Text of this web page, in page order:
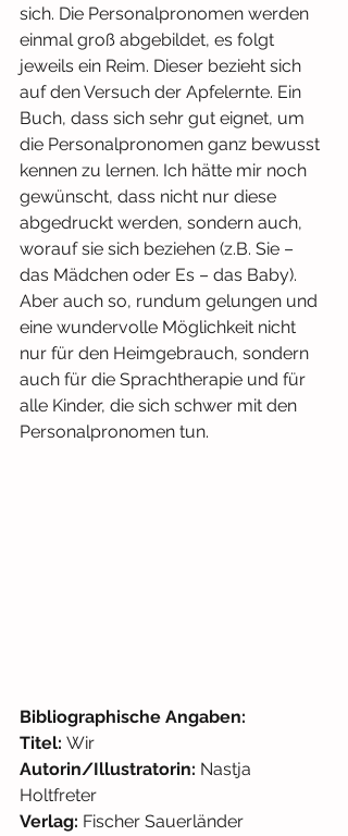
sich. Die Personalpronomen werden
einmal groß abgebildet, es folgt
jeweils ein Reim. Dieser bezieht sich
auf den Versuch der Apfelernte. Ein
Buch, dass sich sehr gut eignet, um
die Personalpronomen ganz bewusst
kennen zu lernen. Ich hätte mir noch
gewünscht, dass nicht nur diese
abgedruckt werden, sondern auch,
worauf sie sich beziehen (z.B. Sie –
das Mädchen oder Es – das Baby).
Aber auch so, rundum gelungen und
eine wundervolle Möglichkeit nicht
nur für den Heimgebrauch, sondern
auch für die Sprachtherapie und für
alle Kinder, die sich schwer mit den
Personalpronomen tun.
Bibliographische Angaben:
Titel: Wir
Autorin/Illustratorin: Nastja
Holtfreter
Verlag: Fischer Sauerländer